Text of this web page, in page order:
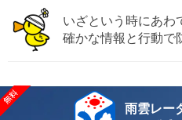
いざという時にあわ
確かな情報と行動で
雨雲レー